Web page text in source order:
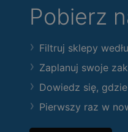
Pobierz
Filtruj sklepy
Zaplanuj swoje
Dowiedz się,
Pierwszy raz w